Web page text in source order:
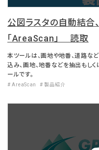
公図ラスタの自動結合
「AreaScan」 読取
本ツールは、画地や地番、道路な
込み、画地、地番などを抽出もし
ールです。
# AreaScan # 製品紹介